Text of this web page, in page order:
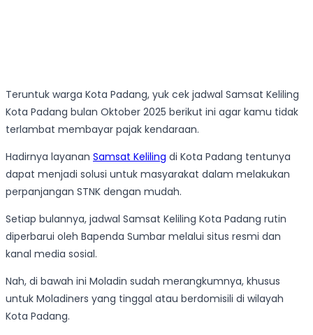
Teruntuk warga Kota Padang, yuk cek jadwal Samsat Keliling
Kota Padang bulan Oktober 2025 berikut ini agar kamu tidak
terlambat membayar pajak kendaraan.
Hadirnya layanan Samsat Keliling di Kota Padang tentunya
dapat menjadi solusi untuk masyarakat dalam melakukan
perpanjangan STNK dengan mudah.
Setiap bulannya, jadwal Samsat Keliling Kota Padang rutin
diperbarui oleh Bapenda Sumbar melalui situs resmi dan
kanal media sosial.
Nah, di bawah ini Moladin sudah merangkumnya, khusus
untuk Moladiners yang tinggal atau berdomisili di wilayah
Kota Padang.